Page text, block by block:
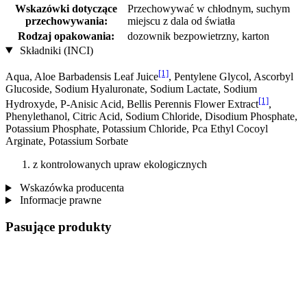
Wskazówki dotyczące
przechowywania:
Przechowywać w chłodnym, suchym
miejscu z dala od światła
Rodzaj opakowania:
dozownik bezpowietrzny, karton
Składniki (INCI)
Aqua, Aloe Barbadensis Leaf Juice[1], Pentylene Glycol, Ascorbyl
Glucoside, Sodium Hyaluronate, Sodium Lactate, Sodium
Hydroxyde, P-Anisic Acid, Bellis Perennis Flower Extract[1],
Phenylethanol, Citric Acid, Sodium Chloride, Disodium Phosphate,
Potassium Phosphate, Potassium Chloride, Pca Ethyl Cocoyl
Arginate, Potassium Sorbate
z kontrolowanych upraw ekologicznych
Wskazówka producenta
Informacje prawne
Pasujące produkty